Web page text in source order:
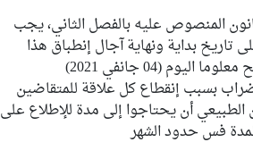
المنصوص عليه بالفصل الثاني، يجب
بداية ونهاية آجال إنطباق هذا
(04 جانفي 2021)
بسبب إنقطاع كل علاقة للمتقاضين
أن يحتاجوا إلى مدة للإطلاع على
فس حدود الشهر